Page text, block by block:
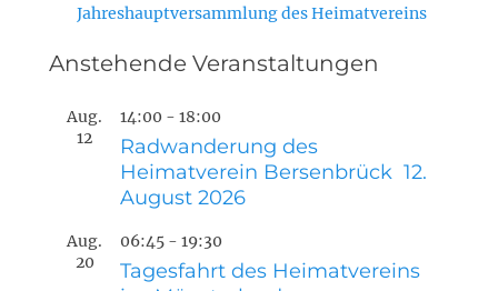
Nächster
Jahreshauptversammlung des Heimatvereins
Anstehende Veranstaltungen
Aug.
12
14:00 - 18:00
Radwanderung des
Heimatverein Bersenbrück 12.
August 2026
Aug.
20
06:45 - 19:30
Tagesfahrt des Heimatvereins